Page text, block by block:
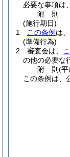
必要な事項は
附 則
(施行期日)
1
この条例 は
(準備行為)
2
審査会は、
の他の必要な
附 則(平
この条例は、